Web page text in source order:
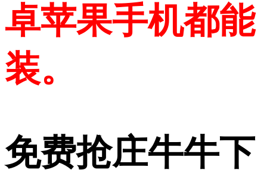
卓苹果手机都能
装。
免费抢庄牛牛下